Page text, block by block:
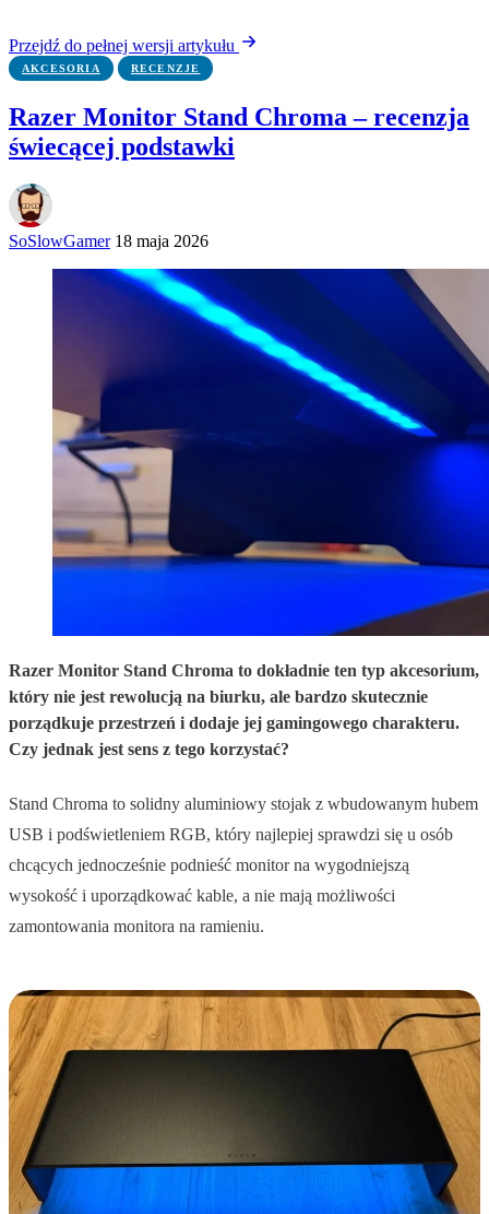
Przejdź do pełnej wersji artykułu
AKCESORIA RECENZJE
Razer Monitor Stand Chroma – recenzja
świecącej podstawki
SoSlowGamer 18 maja 2026
Razer Monitor Stand Chroma to dokładnie ten typ akcesorium,
który nie jest rewolucją na biurku, ale bardzo skutecznie
porządkuje przestrzeń i dodaje jej gamingowego charakteru.
Czy jednak jest sens z tego korzystać?
Stand Chroma to solidny aluminiowy stojak z wbudowanym hubem
USB i podświetleniem RGB, który najlepiej sprawdzi się u osób
chcących jednocześnie podnieść monitor na wygodniejszą
wysokość i uporządkować kable, a nie mają możliwości
zamontowania monitora na ramieniu.